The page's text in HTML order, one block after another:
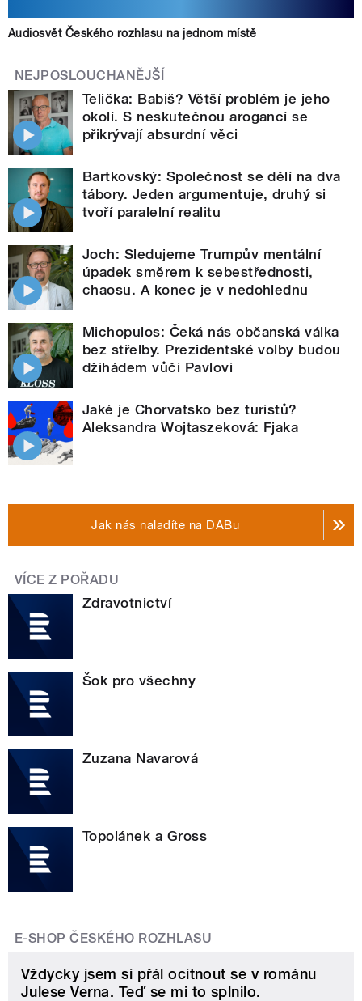
Audiosvět Českého rozhlasu na jednom místě
NEJPOSLOUCHANĚJŠÍ
Telička: Babiš? Větší problém je jeho
okolí. S neskutečnou arogancí se
přikrývají absurdní věci
Bartkovský: Společnost se dělí na dva
tábory. Jeden argumentuje, druhý si
tvoří paralelní realitu
Joch: Sledujeme Trumpův mentální
úpadek směrem k sebestřednosti,
chaosu. A konec je v nedohlednu
Michopulos: Čeká nás občanská válka
bez střelby. Prezidentské volby budou
džihádem vůči Pavlovi
Jaké je Chorvatsko bez turistů?
Aleksandra Wojtaszeková: Fjaka
Jak nás naladíte na DABu
VÍCE Z POŘADU
Zdravotnictví
Šok pro všechny
Zuzana Navarová
Topolánek a Gross
E-SHOP ČESKÉHO ROZHLASU
Vždycky jsem si přál ocitnout se v románu
Julese Verna. Teď se mi to splnilo.